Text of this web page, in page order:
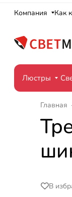
Компания Как
Люстры
Главная
В